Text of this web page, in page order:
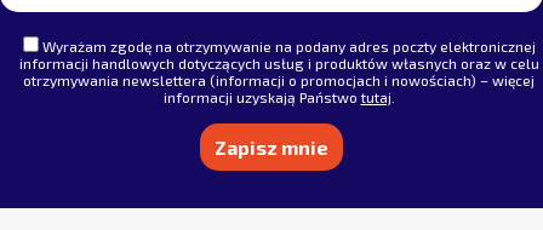
Wyrażam zgodę na otrzymywanie na podany adres poczty elektronicznej
informacji handlowych dotyczących usług i produktów własnych oraz w celu
otrzymywania newslettera (informacji o promocjach i nowościach) – więcej
informacji uzyskają Państwotutaj